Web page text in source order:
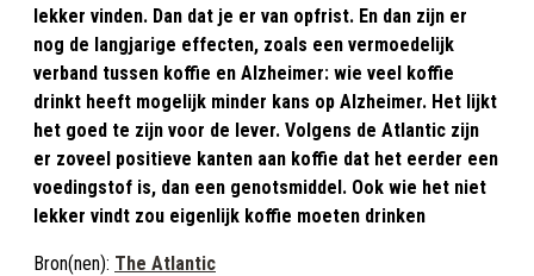
lekker vinden. Dan dat je er van opfrist. En dan zijn er
nog de langjarige effecten, zoals een vermoedelijk
verband tussen koffie en Alzheimer: wie veel koffie
drinkt heeft mogelijk minder kans op Alzheimer. Het lijkt
het goed te zijn voor de lever. Volgens de Atlantic zijn
er zoveel positieve kanten aan koffie dat het eerder een
voedingstof is, dan een genotsmiddel. Ook wie het niet
lekker vindt zou eigenlijk koffie moeten drinken
Bron(nen): The Atlantic